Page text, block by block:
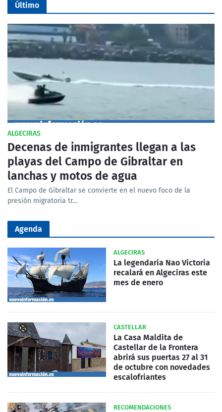
Último
ALGECIRAS
Decenas de inmigrantes llegan a las
playas del Campo de Gibraltar en
lanchas y motos de agua
El Campo de Gibraltar se convierte en el nuevo foco de la
presión migratoria tr…
Agenda
ALGECIRAS
La legendaria Nao Victoria
recalará en Algeciras este
mes de enero
CASTELLAR
La Casa Maldita de
Castellar de la Frontera
abrirá sus puertas 27 al 31
de octubre con novedades
escalofriantes
RECOMENDACIONES